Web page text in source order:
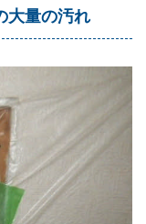
大量の汚れ